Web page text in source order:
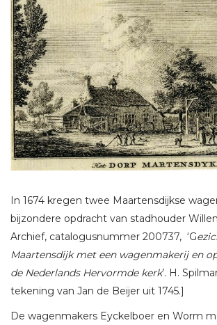
In 1674 kregen twee Maartensdijkse
bijzondere opdracht van stadhouder
Archief, catalogusnummer 200737, ‘G
Maartensdijk met een wagenmakerij en
de Nederlands Hervormde kerk’. H.
tekening van Jan de Beijer uit 1745.]
De wagenmakers Eyckelboer en Worm